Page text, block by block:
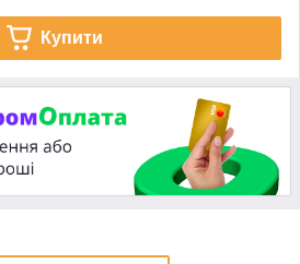
Купити